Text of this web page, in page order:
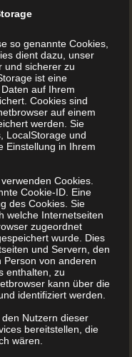
so genannte Cookies,
dient dazu, unser
und sicherer zu
ist eine
auf Ihrem
Cookies sind
auf einem
werden. Sie
LocalStorage und
Einstellung in Ihrem
Cookies.
Cookie-ID. Eine
des Cookies. Sie
welche Internetseiten
zugeordnet
wurde. Dies
und Servern, den
Person von anderen
enthalten, zu
kann über die
identifiziert werden.
Nutzern dieser
bereitstellen, die
wären.